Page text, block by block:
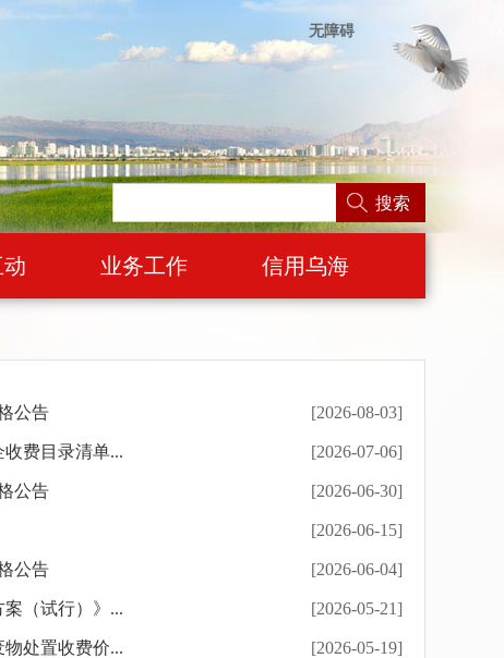
无障碍
搜索
业务工作 信用乌海
[2026-08-03]
公告
[2026-07-06]
费目录清单...
[2026-06-30]
公告
[2026-06-15]
[2026-06-04]
公告
[2026-05-21]
（试行）》...
[2026-05-19]
处置收费价...